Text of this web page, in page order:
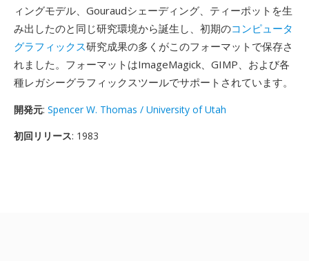
ィングモデル、Gouraudシェーディング、ティーポットを生
み出したのと同じ研究環境から誕生し、初期のコンピュータ
グラフィックス研究成果の多くがこのフォーマットで保存さ
れました。フォーマットはImageMagick、GIMP、および各
種レガシーグラフィックスツールでサポートされています。
開発元: Spencer W. Thomas / University of Utah
初回リリース: 1983